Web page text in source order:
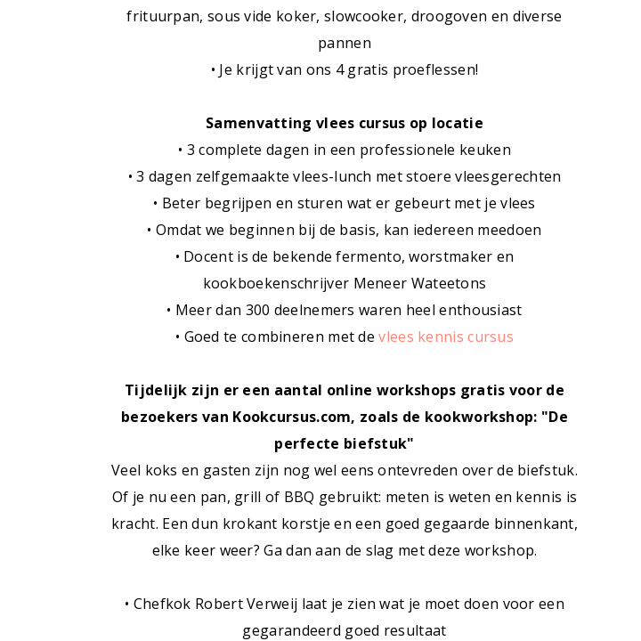
frituurpan, sous vide koker, slowcooker, droogoven en diverse
pannen
• Je krijgt van ons 4 gratis proeflessen!
Samenvatting vlees cursus op locatie
• 3 complete dagen in een professionele keuken
• 3 dagen zelfgemaakte vlees-lunch met stoere vleesgerechten
• Beter begrijpen en sturen wat er gebeurt met je vlees
• Omdat we beginnen bij de basis, kan iedereen meedoen
• Docent is de bekende fermento, worstmaker en
kookboekenschrijver Meneer Wateetons
• Meer dan 300 deelnemers waren heel enthousiast
• Goed te combineren met devlees kennis cursus
Tijdelijk zijn er een aantal online workshops gratis voor de
bezoekers van Kookcursus.com, zoals de kookworkshop: "De
perfecte biefstuk"
Veel koks en gasten zijn nog wel eens ontevreden over de biefstuk.
Of je nu een pan, grill of BBQ gebruikt: meten is weten en kennis is
kracht. Een dun krokant korstje en een goed gegaarde binnenkant,
elke keer weer? Ga dan aan de slag met deze workshop.
• Chefkok Robert Verweij laat je zien wat je moet doen voor een
gegarandeerd goed resultaat